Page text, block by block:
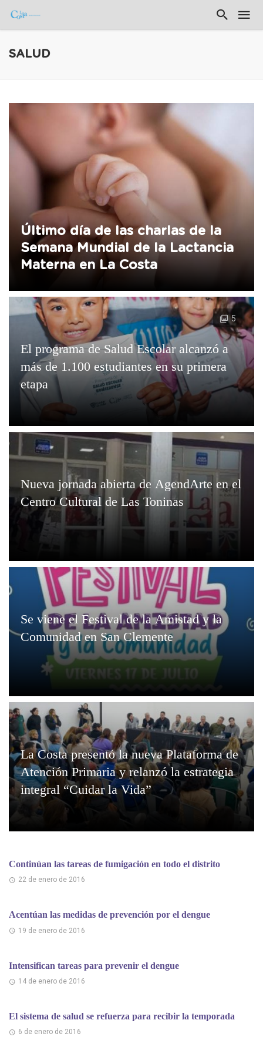
SALUD
Último día de las charlas de la
Semana Mundial de la Lactancia
Materna en La Costa
El programa de Salud Escolar alcanzó a
más de 1.100 estudiantes en su primera
etapa
5
Nueva jornada abierta de AgendArte en el
Centro Cultural de Las Toninas
Se viene el Festival de la Amistad y la
Comunidad en San Clemente
La Costa presentó la nueva Plataforma de
Atención Primaria y relanzó la estrategia
integral “Cuidar la Vida”
Continúan las tareas de fumigación en todo el distrito
22 de enero de 2016
Acentúan las medidas de prevención por el dengue
19 de enero de 2016
Intensifican tareas para prevenir el dengue
14 de enero de 2016
​El sistema de salud se refuerza para recibir la temporada
6 de enero de 2016